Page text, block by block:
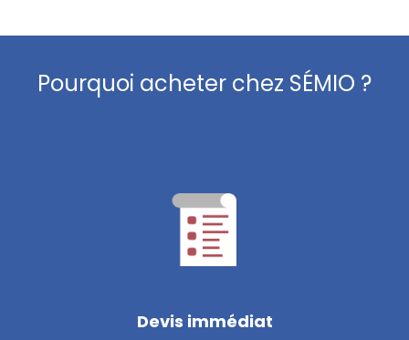
Pourquoi acheter chez SÉMIO ?
Devis immédiat